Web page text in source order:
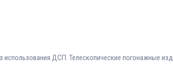
ДСП. Телескопические погонажные